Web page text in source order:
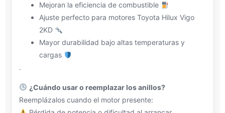
Mejoran la eficiencia de combustible
Ajuste perfecto para motores Toyota Hilux Vigo
2KD
Mayor durabilidad bajo altas temperaturas y
cargas
.
¿Cuándo usar o reemplazar los anillos?
Reemplázalos cuando el motor presente: